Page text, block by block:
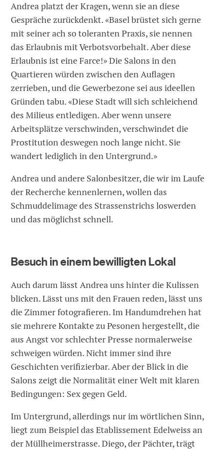
Andrea platzt der Kragen, wenn sie an diese
Gespräche zurückdenkt. «Basel brüstet sich gerne
mit seiner ach so toleranten Praxis, sie nennen
das Erlaubnis mit Verbotsvorbehalt. Aber diese
Erlaubnis ist eine Farce!» Die Salons in den
Quartieren würden zwischen den Auflagen
zerrieben, und die Gewerbezone sei aus ideellen
Gründen tabu. «Diese Stadt will sich schleichend
des Milieus entledigen. Aber wenn unsere
Arbeitsplätze verschwinden, verschwindet die
Prostitution deswegen noch lange nicht. Sie
wandert lediglich in den Untergrund.»
Andrea und andere Salonbesitzer, die wir im Laufe
der Recherche kennenlernen, wollen das
Schmuddelimage des Strassenstrichs loswerden
und das möglichst schnell.
Besuch in einem bewilligten Lokal
Auch darum lässt Andrea uns hinter die Kulissen
blicken. Lässt uns mit den Frauen reden, lässt uns
die Zimmer fotografieren. Im Handumdrehen hat
sie mehrere Kontakte zu Pesonen hergestellt, die
aus Angst vor schlechter Presse normalerweise
schweigen würden. Nicht immer sind ihre
Geschichten verifizierbar. Aber der Blick in die
Salons zeigt die Normalität einer Welt mit klaren
Bedingungen: Sex gegen Geld.
Im Untergrund, allerdings nur im wörtlichen Sinn,
liegt zum Beispiel das Etablissement Edelweiss an
der Müllheimerstrasse. Diego, der Pächter, trägt